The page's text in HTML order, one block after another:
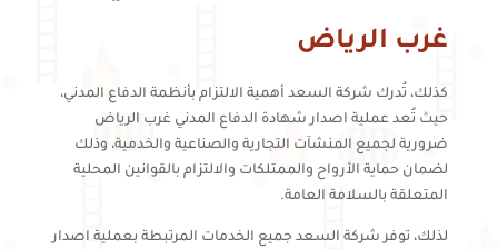
غرب الرياض
كذلك، تُدرك شركة السعد أهمية الالتزام بأنظمة الدفاع المدني،
حيث تُعد عملية اصدار شهادة الدفاع المدني غرب الرياض
ضرورية لجميع المنشآت التجارية والصناعية والخدمية، وذلك
لضمان حماية الأرواح والممتلكات والالتزام بالقوانين المحلية
المتعلقة بالسلامة العامة.
لذلك، توفر شركة السعد جميع الخدمات المرتبطة بعملية اصدار